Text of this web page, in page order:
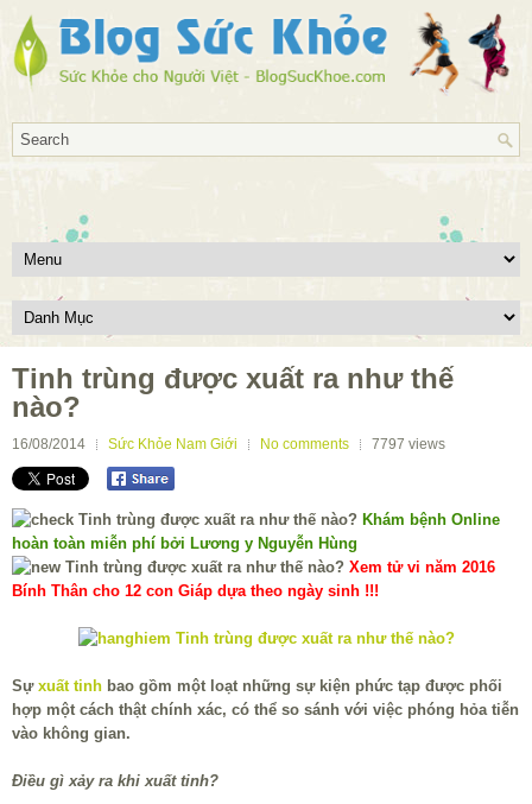
Tinh trùng được xuất ra như thế
nào?
16/08/2014 Sức Khỏe Nam Giới No comments 7797 views
Khám bệnh Online
hoàn toàn miễn phí bởi Lương y Nguyễn Hùng
Xem tử vi năm 2016
Bính Thân cho 12 con Giáp dựa theo ngày sinh !!!
Sự xuất tinh bao gồm một loạt những sự kiện phức tạp được phối
hợp một cách thật chính xác, có thể so sánh với việc phóng hỏa tiễn
vào không gian.
Điều gì xảy ra khi xuất tinh?